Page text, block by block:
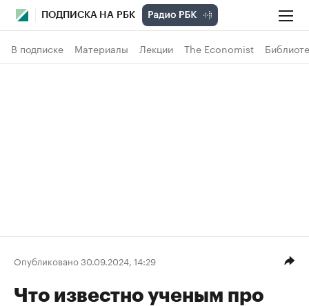
ПОДПИСКА НА РБК
В подписке Материалы Лекции The Economist
Опубликовано 30.09.2024, 14:29
Что известно ученым про